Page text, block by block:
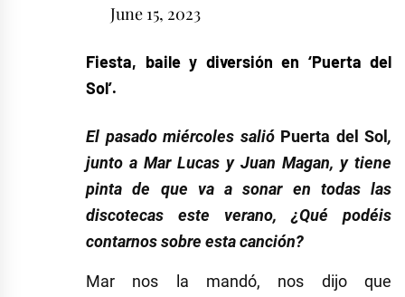
June 15, 2023
Fiesta, baile y diversión en ‘Puerta del
Sol’.
El pasado miércoles salió Puerta del Sol ,
junto a Mar Lucas y Juan Magan, y tiene
pinta de que va a sonar en todas las
discotecas este verano, ¿Qué podéis
contarnos sobre esta canción?
Mar nos la mandó, nos dijo que